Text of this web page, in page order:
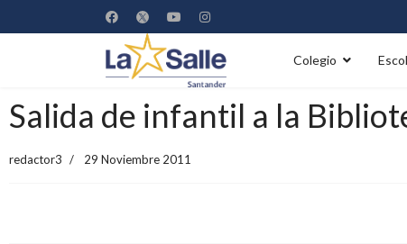
Colegio
Salida de infantil a la
redactor3 29 Noviembre 2011